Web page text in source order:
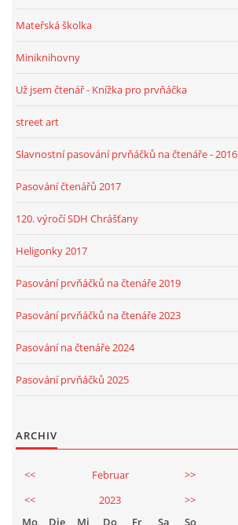
Mateřská školka
Miniknihovny
Už jsem čtenář - Knížka pro prvňáčka
street art
Slavnostní pasování prvňáčků na čtenáře - 2016
Pasování čtenářů 2017
120. výročí SDH Chrášťany
Heligonky 2017
Pasování prvňáčků na čtenáře 2019
Pasování prvňáčků na čtenáře 2023
Pasování na čtenáře 2024
Pasování prvňáčků 2025
ARCHIV
<< Februar
>>
<<
2023
>>
Mo
Die Mi Do Fr Sa So